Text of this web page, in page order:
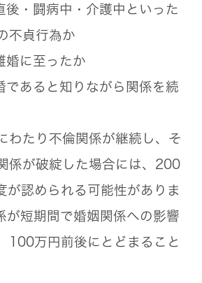
後・闘病中・介護中といった
不貞行為か
婚に至ったか
であると知りながら関係を続
わたり不倫関係が継続し、そ
係が破綻した場合には、200
が認められる可能性がありま
が短期間で婚姻関係への影響
100万円前後にとどまること